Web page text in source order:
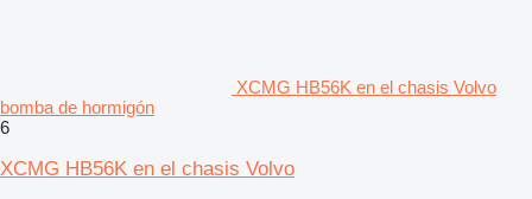
XCMG HB56K en el chasis Volvo
bomba de hormigón
6
XCMG HB56K en el chasis Volvo